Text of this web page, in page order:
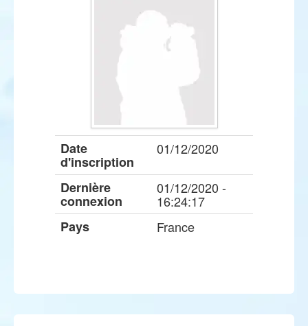
Date
d'inscription
01/12/2020
Dernière
connexion
01/12/2020 -
16:24:17
Pays
France